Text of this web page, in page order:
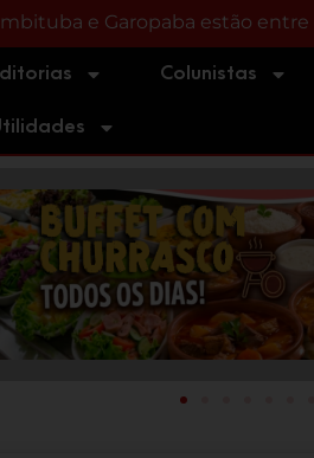
MOTORIST
REGIÃO: Homem furta
Colunistas